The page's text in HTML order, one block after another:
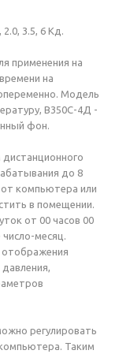
3.5, 6 Кд.
применения на
на
Модель
В350С-4Д -
фон.
до 8
компьютера или
в помещении.
от 00 часов 00
месяц.
регулировать
Таким